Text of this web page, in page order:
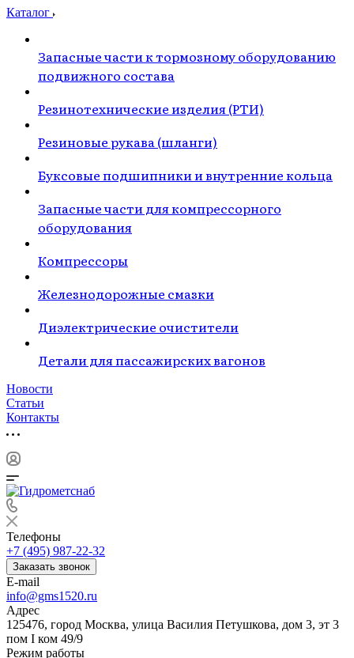
Каталог
Запасные части к тормозному оборудованию
подвижного состава
Резинотехнические изделия (РТИ)
Резиновые рукава (шланги)
Буксовые подшипники и внутренние кольца
Запасные части для компрессорного
оборудования
Компрессоры
Железнодорожные смазки
Диэлектрические очистители
Детали для пассажирских вагонов
Новости
Статьи
Контакты
Телефоны
+7 (495) 987-22-32
Заказать звонок
E-mail
info@gms1520.ru
Адрес
125476, город Москва, улица Василия Петушкова, дом 3, эт 3
пом I ком 49/9
Режим работы